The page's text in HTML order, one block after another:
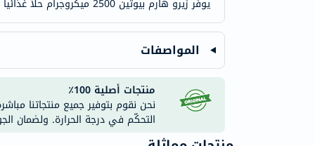
يوفر زيرو هارم بيوتين 2500 ميكروجرام حلاً غذائياً بسيطاً لتعزيز جمال البشرة من الداخل، حيث يدعم صحة الشعر والأظافر، ويحسن مظهر البشرة مع الاستخدام المنتظم.
المواصفات
منتجات أصلية 100٪
نحن نقوم بتوفير جميع منتجاتنا
التحكّم في درجة الحرارة. ولضمان